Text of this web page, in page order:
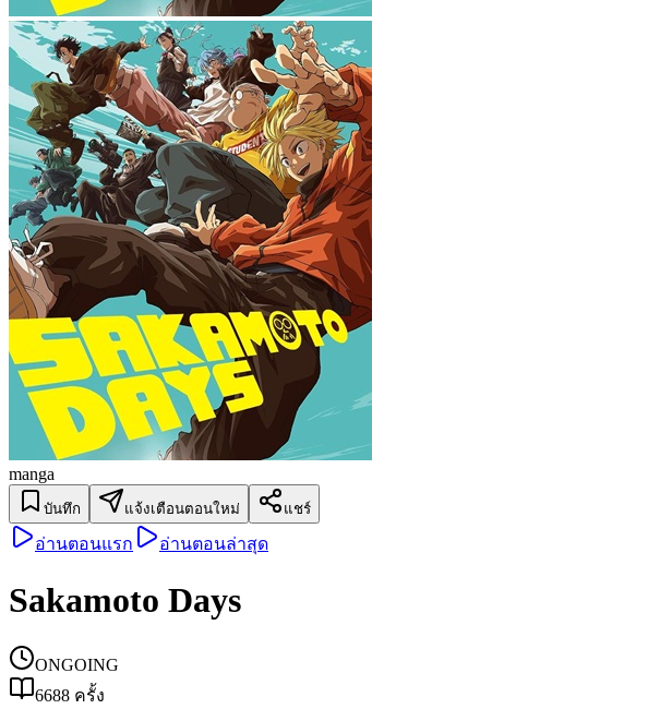
manga
บันทึก แจ้งเตือนตอนใหม่ แชร์
อ่านตอนแรก อ่านตอนล่าสุด
Sakamoto Days
ONGOING
6688 ครั้ง